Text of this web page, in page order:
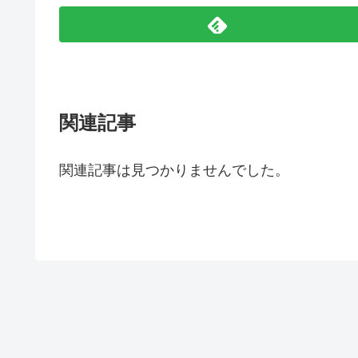
関連記事
関連記事は見つかりませんでした。